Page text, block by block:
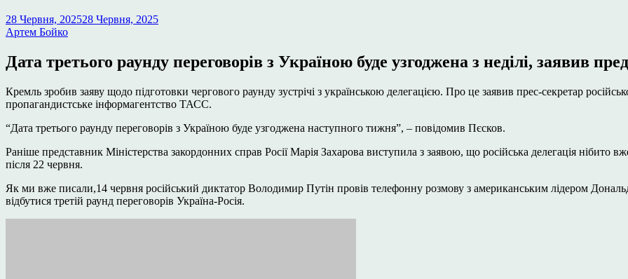
28 Червня, 202528 Червня, 2025
Артем Бойко
Дата третього раунду переговорів з Україною буде узгоджена з неділі, заявив
Кремль зробив заяву щодо підготовки чергового раунду зустрічі з українською делегацією. Про це заявив прес-секретар
пропагандистське інформагентство ТАСС.
“Дата третього раунду переговорів з Україною буде узгоджена наступного тижня”, – повідомив Пєсков.
Раніше представник Міністерства закордонних справ Росії Марія Захарова виступила з заявою, що російська делегація нібито
після 22 червня.
Як ми вже писали,14 червня російський диктатор Володимир Путін провів телефонну розмову з американським лідером
відбутися третій раунд переговорів Україна-Росія.